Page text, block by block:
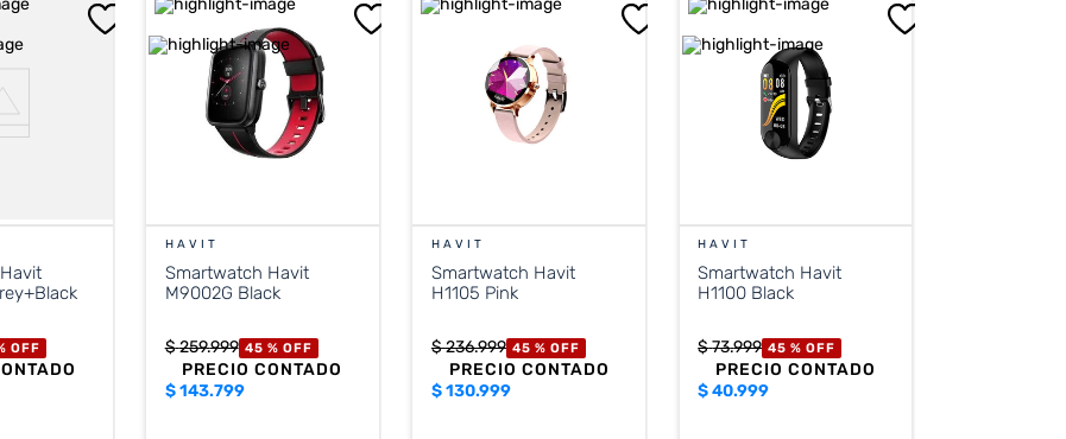
OFF
HAVIT
Smartwatch Havit
M9002G Black
$259.999 45 % OFF
PRECIO CONTADO
$143.799
HAVIT
Smartwatch Havit
H1105 Pink
$236.999 45 % OFF
PRECIO CONTADO
$130.999
HAVIT
Smartwatch Havit
H1100 Black
$73.999 45 % OFF
PRECIO CONTADO
$40.999